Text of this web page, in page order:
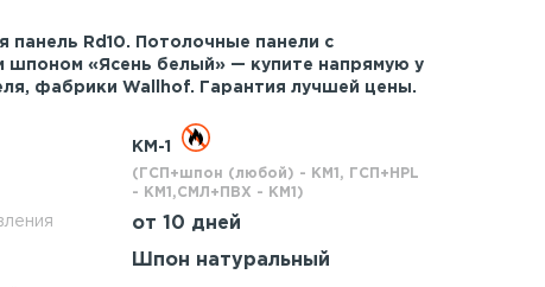
панель Rd10. Потолочные панели с
шпоном «Ясень белый» — купите напрямую у
фабрики Wallhof. Гарантия лучшей цены.
КМ-1
(ГСП+шпон (любой) - КМ1, ГСП+HPL
- КМ1,СМЛ+ПВХ - КМ1)
от 10 дней
Шпон натуральный